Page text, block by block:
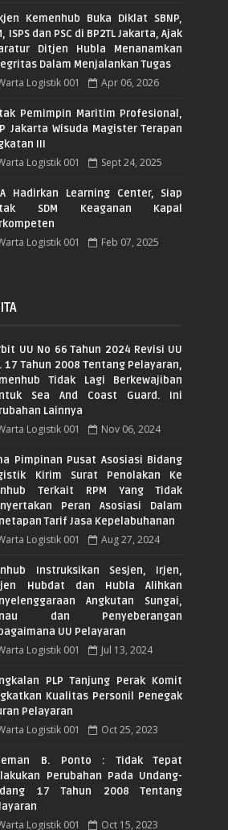
Kemenhub Buka Diklat SBNP,
ISPS dan PSC di BP2TL Jakarta, Ajak
Ditjen Hubla Menanamkan
Dalam Menjalankan Tugas
Logistik 001 Apr 06, 2026
Pemimpin Maritim Profesional,
Jakarta Wisuda Magister Terapan
III
Logistik 001 Sept 24, 2025
Hadirkan Learning Center, Siap
SDM Keaganan Kapal
Logistik 001 Feb 07, 2025
UU No 66 Tahun 2024 Revisi UU
17 Tahun 2008 Tentang Pelayaran,
Tidak Lagi Berkewajiban
Sea And Coast Guard. Ini
Lainnya
Logistik 001 Nov 06, 2024
Pimpinan Pusat Asosiasi Bidang
Kirim Surat Penolakan Ke
Terkait RPM Yang Tidak
Peran Asosiasi Dalam
Tarif Jasa Kepelabuhanan
Logistik 001 Aug 27, 2024
Instruksikan Sesjen, Irjen,
Hubdat dan Hubla Alihkan
Angkutan Sungai,
dan Penyeberangan
UU Pelayaran
Logistik 001 Jul 13, 2024
PLP Tanjung Perak Komit
Kualitas Personil Penegak
Pelayaran
Logistik 001 Oct 25, 2023
B. Ponto : Tidak Tepat
Perubahan Pada Undang-
17 Tahun 2008 Tentang
Logistik 001 Oct 15, 2023